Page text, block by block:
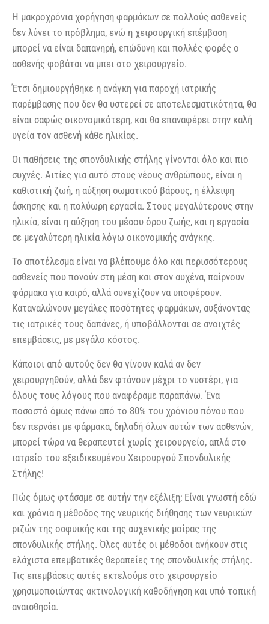
Η μακροχρόνια χορήγηση φαρμάκων σε πολλούς ασθενείς
δεν λύνει το πρόβλημα, ενώ η χειρουργική επέμβαση
μπορεί να είναι δαπανηρή, επώδυνη και πολλές φορές ο
ασθενής φοβάται να μπει στο χειρουργείο.
Έτσι δημιουργήθηκε η ανάγκη για παροχή ιατρικής
παρέμβασης που δεν θα υστερεί σε αποτελεσματικότητα, θα
είναι σαφώς οικονομικότερη, και θα επαναφέρει στην καλή
υγεία τον ασθενή κάθε ηλικίας.
Οι παθήσεις της σπονδυλικής στήλης γίνονται όλο και πιο
συχνές. Αιτίες για αυτό στους νέους ανθρώπους, είναι η
καθιστική ζωή, η αύξηση σωματικού βάρους, η έλλειψη
άσκησης και η πολύωρη εργασία. Στους μεγαλύτερους στην
ηλικία, είναι η αύξηση του μέσου όρου ζωής, και η εργασία
σε μεγαλύτερη ηλικία λόγω οικονομικής ανάγκης.
Το αποτέλεσμα είναι να βλέπουμε όλο και περισσότερους
ασθενείς που πονούν στη μέση και στον αυχένα, παίρνουν
φάρμακα για καιρό, αλλά συνεχίζουν να υποφέρουν.
Καταναλώνουν μεγάλες ποσότητες φαρμάκων, αυξάνοντας
τις ιατρικές τους δαπάνες, ή υποβάλλονται σε ανοιχτές
επεμβάσεις, με μεγάλο κόστος.
Κάποιοι από αυτούς δεν θα γίνουν καλά αν δεν
χειρουργηθούν, αλλά δεν φτάνουν μέχρι το νυστέρι, για
όλους τους λόγους που αναφέραμε παραπάνω. Ένα
ποσοστό όμως πάνω από το 80% του χρόνιου πόνου που
δεν περνάει με φάρμακα, δηλαδή όλων αυτών των ασθενών,
μπορεί τώρα να θεραπευτεί χωρίς χειρουργείο, απλά στο
ιατρείο του εξειδικευμένου Χειρουργού Σπονδυλικής
Στήλης!
Πώς όμως φτάσαμε σε αυτήν την εξέλιξη; Είναι γνωστή εδώ
και χρόνια η μέθοδος της νευρικής διήθησης των νευρικών
ριζών της οσφυικής και της αυχενικής μοίρας της
σπονδυλικής στήλης. Όλες αυτές οι μέθοδοι ανήκουν στις
ελάχιστα επεμβατικές θεραπείες της σπονδυλικής στήλης.
Τις επεμβάσεις αυτές εκτελούμε στο χειρουργείο
χρησιμοποιώντας ακτινολογική καθοδήγηση και υπό τοπική
αναισθησία.